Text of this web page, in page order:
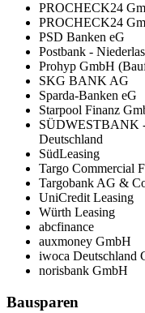
PROCHECK24
PROCHECK24
PSD Banken eG
Postbank -
Prohyp GmbH
SKG BANK AG
Sparda-Banken eG
Starpool Finanz
SÜDWESTBANK
Deutschland
SüdLeasing
Targo Commercial
Targobank AG &
UniCredit Leasing
Würth Leasing
abcfinance
auxmoney GmbH
iwoca Deutschland
norisbank GmbH
Bausparen